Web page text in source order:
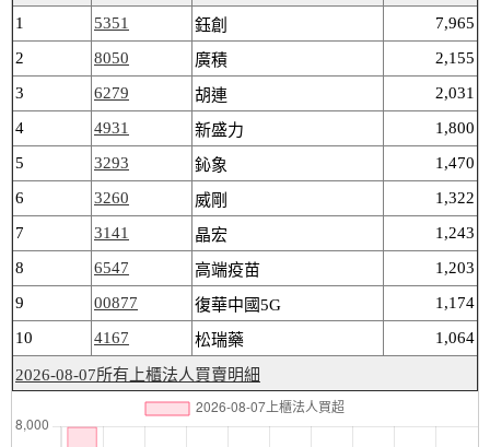
1
5351 鈺創
7,965
2
8050 廣積
2,155
3
6279 胡連
2,031
4
4931 新盛力
1,800
5
3293 鈊象
1,470
6
3260 威剛
1,322
7
3141 晶宏
1,243
8
6547 高端疫苗
1,203
9
00877 復華中國5G
1,174
10
4167 松瑞藥 1,064
2026-08-07所有上櫃法人買賣明細